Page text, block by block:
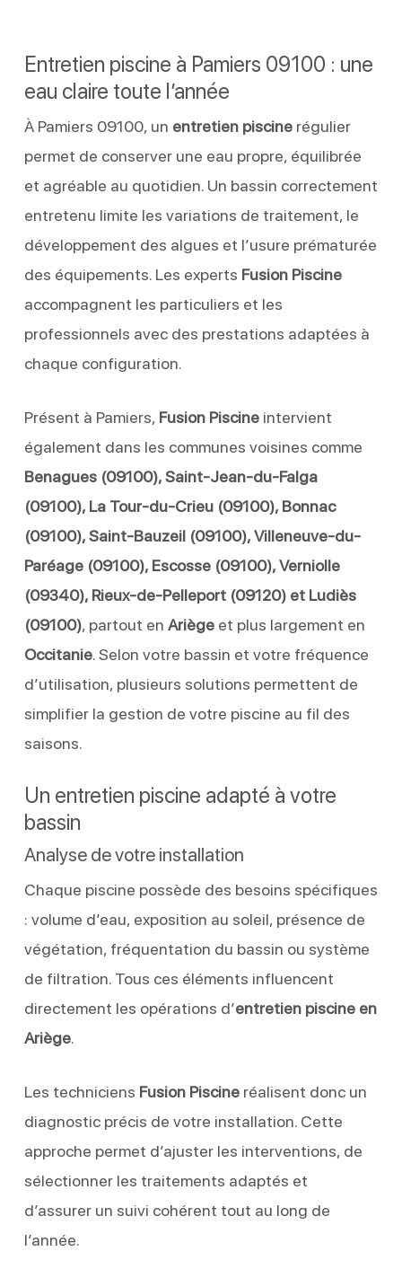
Entretien piscine à Pamiers 09100 : une
eau claire toute l’année
À Pamiers 09100, un entretien piscinerégulier
permet de conserver une eau propre, équilibrée
et agréable au quotidien. Un bassin correctement
entretenu limite les variations de traitement, le
développement des algues et l’usure prématurée
des équipements. Les experts Fusion Piscine
accompagnent les particuliers et les
professionnels avec des prestations adaptées à
chaque configuration.
Présent à Pamiers, Fusion Piscineintervient
également dans les communes voisines comme
Benagues (09100), Saint-Jean-du-Falga
(09100), La Tour-du-Crieu (09100), Bonnac
(09100), Saint-Bauzeil (09100), Villeneuve-du-
Paréage (09100), Escosse (09100), Verniolle
(09340), Rieux-de-Pelleport (09120) et Ludiès
(09100), partout en Ariègeet plus largement en
Occitanie. Selon votre bassin et votre fréquence
d’utilisation, plusieurs solutions permettent de
simplifier la gestion de votre piscine au fil des
saisons.
Un entretien piscine adapté à votre
bassin
Analyse de votre installation
Chaque piscine possède des besoins spécifiques
: volume d’eau, exposition au soleil, présence de
végétation, fréquentation du bassin ou système
de filtration. Tous ces éléments influencent
directement les opérations d’entretien piscine en
Ariège.
Les techniciens Fusion Piscineréalisent donc un
diagnostic précis de votre installation. Cette
approche permet d’ajuster les interventions, de
sélectionner les traitements adaptés et
d’assurer un suivi cohérent tout au long de
l’année.